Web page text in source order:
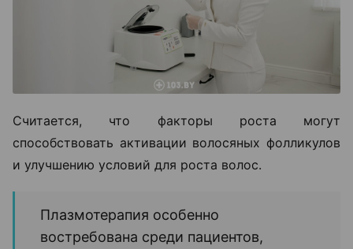
Считается, что факторы роста могут
способствовать активации волосяных фолликулов
и улучшению условий для роста волос.
Плазмотерапия особенно
востребована среди пациентов,